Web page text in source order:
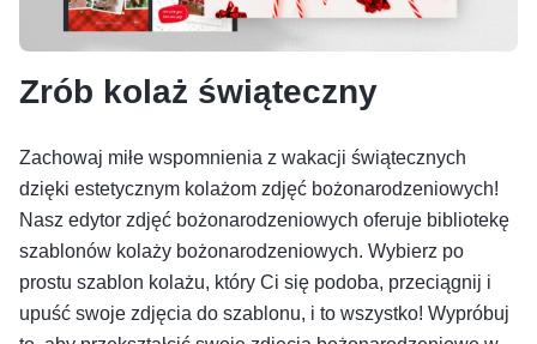
Zrób kolaż świąteczny
Zachowaj miłe wspomnienia z wakacji świątecznych
dzięki estetycznym kolażom zdjęć bożonarodzeniowych!
Nasz edytor zdjęć bożonarodzeniowych oferuje bibliotekę
szablonów kolaży bożonarodzeniowych. Wybierz po
prostu szablon kolażu, który Ci się podoba, przeciągnij i
upuść swoje zdjęcia do szablonu, i to wszystko! Wypróbuj